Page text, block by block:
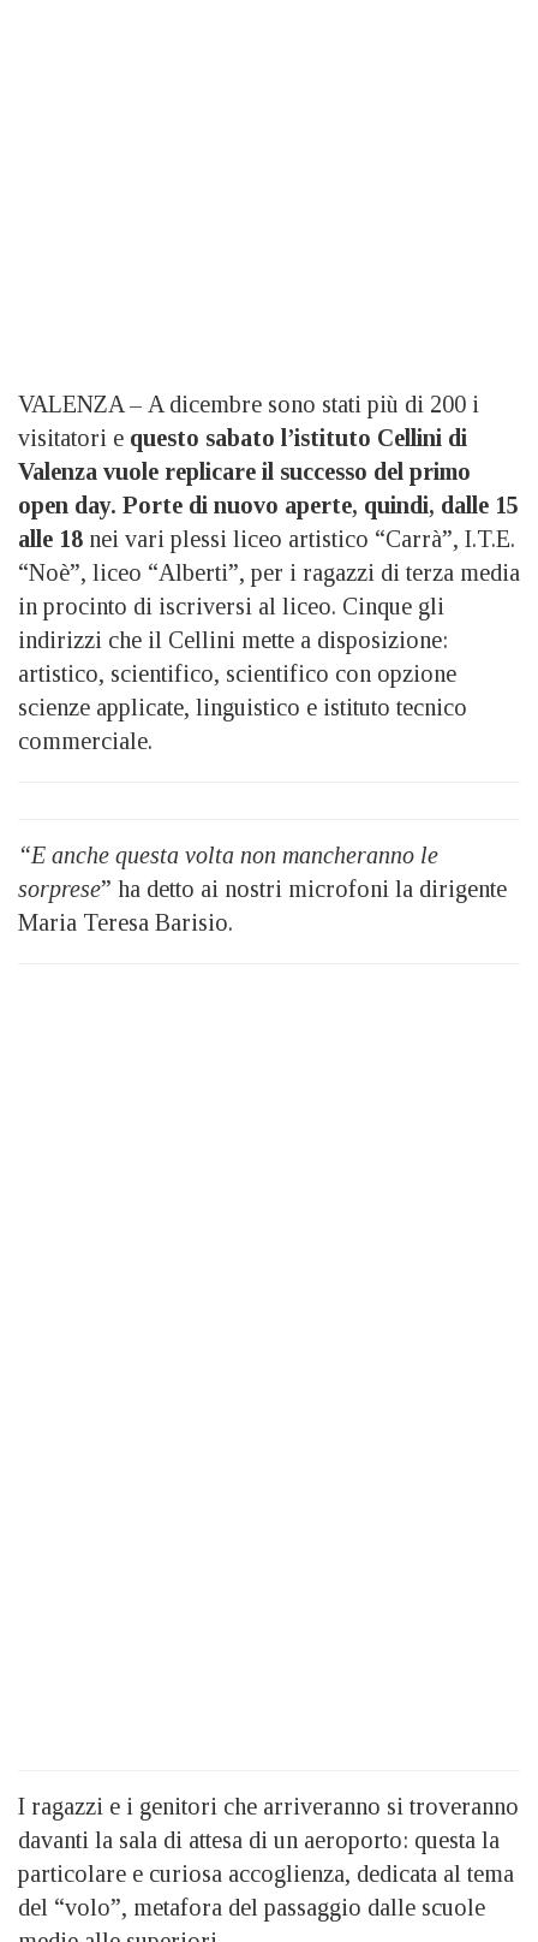
VALENZA – A dicembre sono stati più di 200 i
visitatori e questo sabato l’istituto Cellini di
Valenza vuole replicare il successo del primo
open day. Porte di nuovo aperte, quindi, dalle 15
alle 18 nei vari plessi liceo artistico “Carrà”, I.T.E.
“Noè”, liceo “Alberti”, per i ragazzi di terza media
in procinto di iscriversi al liceo. Cinque gli
indirizzi che il Cellini mette a disposizione:
artistico, scientifico, scientifico con opzione
scienze applicate, linguistico e istituto tecnico
commerciale.
“E anche questa volta non mancheranno le
sorprese” ha detto ai nostri microfoni la dirigente
Maria Teresa Barisio.
I ragazzi e i genitori che arriveranno si troveranno
davanti la sala di attesa di un aeroporto: questa la
particolare e curiosa accoglienza, dedicata al tema
del “volo”, metafora del passaggio dalle scuole